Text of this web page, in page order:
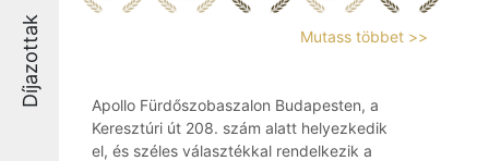
Díjazottak Mutass többet >>
Apollo Fürdőszobaszalon Budapesten, a
Keresztúri út 208. szám alatt helyezkedik
el, és széles választékkal rendelkezik a